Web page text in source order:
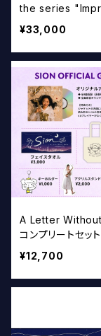
the series
ound / 音の刻印
¥33,000
A Letter
コンプリートセット
¥12,700